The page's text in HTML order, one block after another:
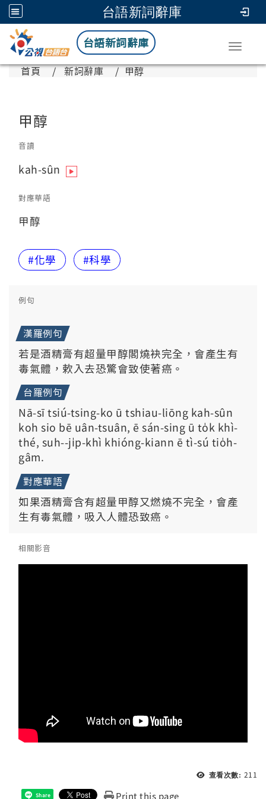
台語新詞辭庫
台語新詞辭庫
首頁 新詞辭庫 甲醇
甲醇
音讀
kah-sûn
對應華語
甲醇
#化學 #科學
例句
漢羅例句
若是酒精膏有超量甲醇閣燒袂完全，會產生有
毒氣體，欶入去恐驚會致使著癌。
台羅例句
Nā-sī tsiú-tsing-ko ū tshiau-liōng kah-sûn
koh sio bē uân-tsuân, ē sán-sing ū to̍k khì-
thé, suh--ji̍p-khì khióng-kiann ē tì-sú tio̍h-
gâm.
對應華語
如果酒精膏含有超量甲醇又燃燒不完全，會產
生有毒氣體，吸入人體恐致癌。
相關影音
查看次數: 211
Share Print this page